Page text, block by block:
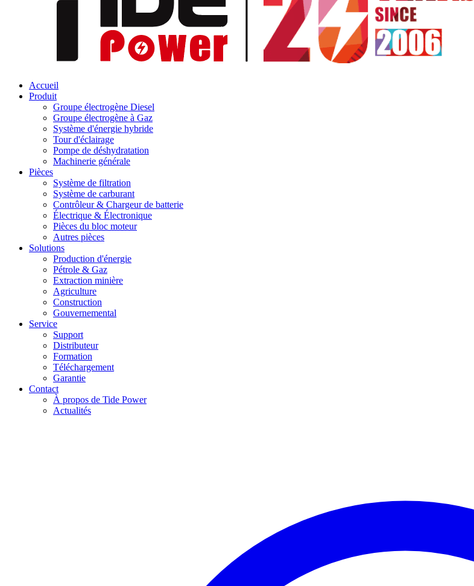
Accueil
Produit
Groupe électrogène Diesel
Groupe électrogène à Gaz
Système d'énergie hybride
Tour d'éclairage
Pompe de déshydratation
Machinerie générale
Pièces
Système de filtration
Système de carburant
Contrôleur & Chargeur de batterie
Électrique & Électronique
Pièces du bloc moteur
Autres pièces
Solutions
Production d'énergie
Pétrole & Gaz
Extraction minière
Agriculture
Construction
Gouvernemental
Service
Support
Distributeur
Formation
Téléchargement
Garantie
Contact
À propos de Tide Power
Actualités